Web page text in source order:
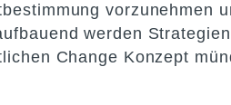
vorzunehmen
werden
Change Konzept